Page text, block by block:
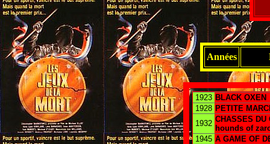
Années
1923 BLACK OXEN
1928 PETITE
1932 CHASSES DU
hounds of
1945 A GAME OF